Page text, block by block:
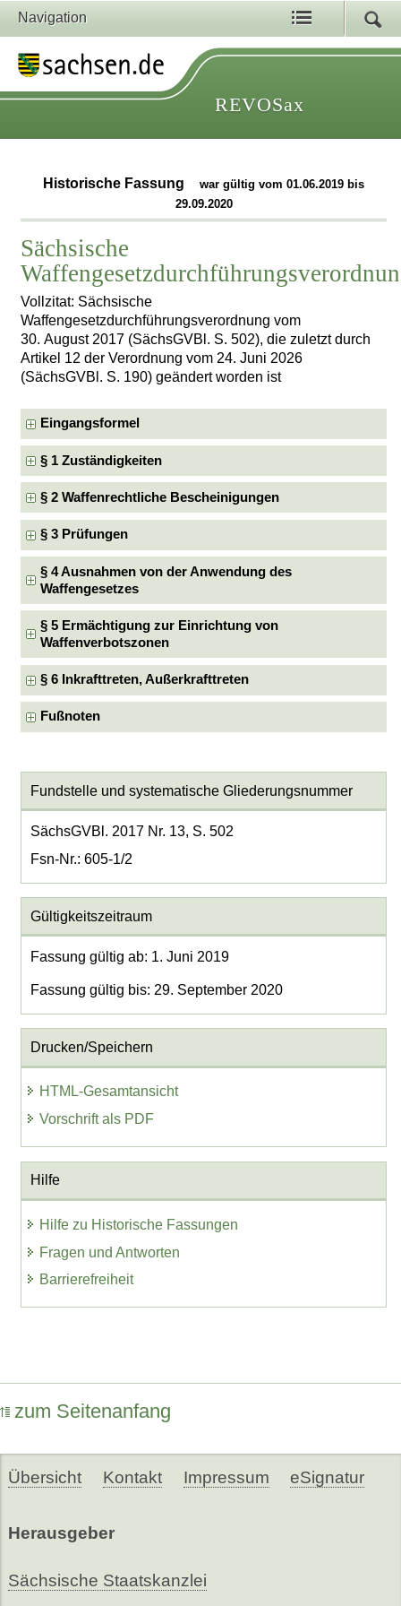
Navigation
REVOSax
Historische Fassung
war gültig vom 01.06.2019 bis
29.09.2020
Sächsische
Vollzitat: Sächsische
Waffengesetzdurchführungsverordnung vom
30. August 2017 (SächsGVBl. S. 502), die zuletzt durch
Artikel 12 der Verordnung vom 24. Juni 2026
(SächsGVBl. S. 190) geändert worden ist
Eingangsformel
§ 1 Zuständigkeiten
§ 2 Waffenrechtliche Bescheinigungen
§ 3 Prüfungen
§ 4 Ausnahmen von der Anwendung des
Waffengesetzes
§ 5 Ermächtigung zur Einrichtung von
Waffenverbotszonen
§ 6 Inkrafttreten, Außerkrafttreten
Fußnoten
Fundstelle und systematische Gliederungsnummer
SächsGVBl. 2017 Nr. 13, S. 502
Fsn-Nr.: 605-1/2
Gültigkeitszeitraum
Fassung gültig ab: 1. Juni 2019
Fassung gültig bis: 29. September 2020
Drucken/Speichern
HTML-Gesamtansicht
Vorschrift als PDF
Hilfe
Hilfe zu Historische Fassungen
Fragen und Antworten
Barrierefreiheit
zum Seitenanfang
Übersicht Kontakt Impressum eSignatur
Herausgeber
Sächsische Staatskanzlei